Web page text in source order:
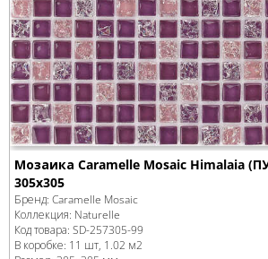
Мозаика Caramelle Mosaic Himalaia
305x305
Бренд: Caramelle Mosaic
Коллекция: Naturelle
Код товара: SD-257305-99
В коробке: 11 шт, 1.02 м2